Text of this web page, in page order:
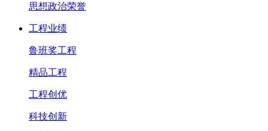
思想政治荣誉
工程业绩
鲁班奖工程
精品工程
工程创优
科技创新